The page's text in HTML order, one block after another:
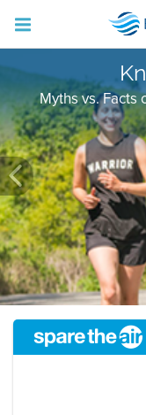
Myths vs. Facts
Previous